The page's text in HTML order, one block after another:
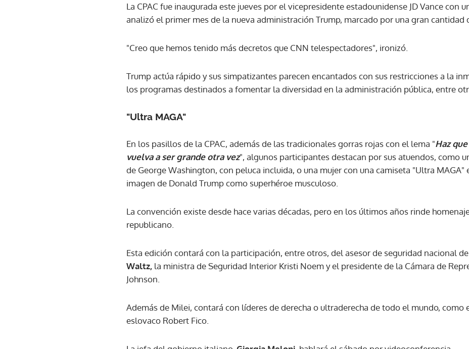
La CPAC fue inaugurada este jueves por el vicepresidente estadounidense JD Vance con
analizó el primer mes de la nueva administración Trump, marcado por una gran cantidad
"Creo que hemos tenido más decretos que CNN telespectadores", ironizó.
Trump actúa rápido y sus simpatizantes parecen encantados con sus restricciones a la
los programas destinados a fomentar la diversidad en la administración pública, entre
"Ultra MAGA"
En los pasillos de la CPAC, además de las tradicionales gorras rojas con el lema "Haz
vuelva a ser grande otra vez", algunos participantes destacan por sus atuendos, como
de George Washington, con peluca incluida, o una mujer con una camiseta "Ultra MAGA"
imagen de Donald Trump como superhéroe musculoso.
La convención existe desde hace varias décadas, pero en los últimos años rinde
republicano.
Esta edición contará con la participación, entre otros, del asesor de seguridad nacional
Waltz, la ministra de Seguridad Interior Kristi Noem y el presidente de la Cámara de
Johnson.
Además de Milei, contará con líderes de derecha o ultraderecha de todo el mundo,
eslovaco Robert Fico.